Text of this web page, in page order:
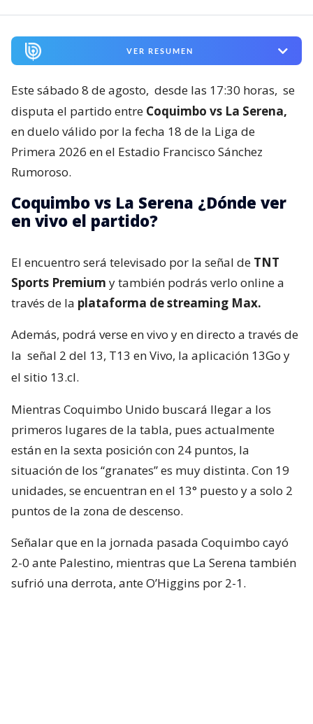
VER RESUMEN
Este sábado 8 de agosto, desde las 17:30 horas, se
disputa el partido entre Coquimbo vs La Serena,
en duelo válido por la fecha 18 de la Liga de
Primera 2026 en el Estadio Francisco Sánchez
Rumoroso.
Coquimbo vs La Serena ¿Dónde ver
en vivo el partido?
El encuentro será televisado por la señal de TNT
Sports Premium y también podrás verlo online a
través de la plataforma de streaming Max.
Además, podrá verse en vivo y en directo a través de
la señal 2 del 13, T13 en Vivo, la aplicación 13Go y
el sitio 13.cl.
Mientras Coquimbo Unido buscará llegar a los
primeros lugares de la tabla, pues actualmente
están en la sexta posición con 24 puntos, la
situación de los “granates” es muy distinta. Con 19
unidades, se encuentran en el 13° puesto y a solo 2
puntos de la zona de descenso.
Señalar que en la jornada pasada Coquimbo cayó
2-0 ante Palestino, mientras que La Serena también
sufrió una derrota, ante O’Higgins por 2-1.